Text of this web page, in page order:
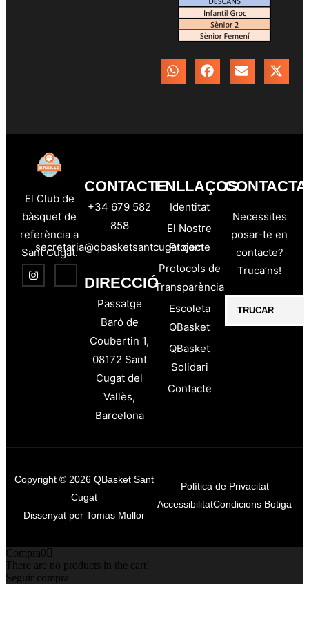
El Club de
bàsquet de
referència a
Sant Cugat.
CONTACTE
+34 679 582
858
secretaria@qbasketsantcugat.com
DIRECCIÓ
Passatge
Baró de
Coubertin 1,
08172 Sant
Cugat del
Vallès,
Barcelona
ENLLAÇOS
Identitat
El Nostre
Projecte
Protocols de
Transparència
Escoleta
QBasket
QBasket
Solidari
Contacte
Necessites
posar-te en
contacte?
Truca’ns!
TRUCAR
Copyright © 2026 QBasket Sant
Cugat
Dissenyat per Tomas Mullor
Política de Privacitat
AccessibilitatCondicions Botiga
Compra0
There are no products in the cart!
Seguir compra